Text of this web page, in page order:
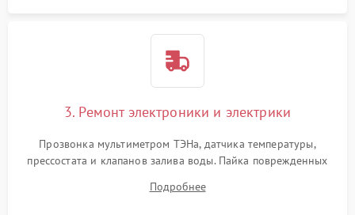
3. Ремонт электроники и электрики
Прозвонка мультиметром ТЭНа, датчика температуры,
прессостата и клапанов залива воды. Пайка поврежденных
Восстановление целостности проводки и контактов.
Подробнее